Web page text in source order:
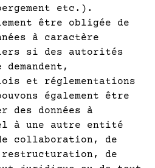
etc.).
être obligée de
à caractère
si des autorités
lois et réglementations
également être
des données à
à une autre entité
collaboration, de
de